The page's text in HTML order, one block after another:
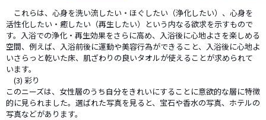
これらは、心身を洗い流したい・ほぐしたい（浄化したい）、心身を
活性化したい・癒したい（再生したい）という内なる欲求を示すもので
す。入浴での浄化・再生効果をさらに高め、入浴後に心地よさを楽しめる
空間、例えば、入浴前後に運動や美容行為ができること、入浴後に心地よ
いさらっと乾いた床、肌ざわりの良いタオルが使えることが求められて
います。
(3) 彩り
このニーズは、女性層のうち自分をきれいにすることに意欲的な層に特徴
的に見られました。選ばれた写真を見ると、宝石や香水の写真、ホテルの
写真などがあります。